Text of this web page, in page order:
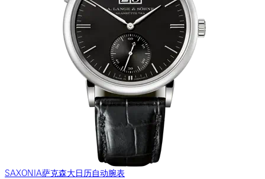
SAXONIA萨克森大日历自动腕表